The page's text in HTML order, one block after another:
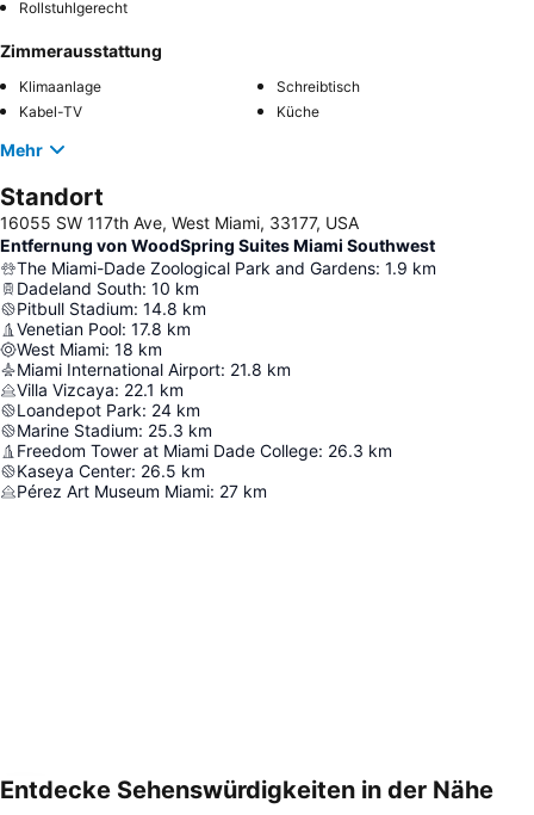
Rollstuhlgerecht
Zimmerausstattung
Klimaanlage
Schreibtisch
Kabel-TV
Küche
Mehr
Standort
16055 SW 117th Ave, West Miami, 33177, USA
Entfernung von WoodSpring Suites Miami Southwest
The Miami-Dade Zoological Park and Gardens: 1.9 km
Dadeland South: 10 km
Pitbull Stadium: 14.8 km
Venetian Pool: 17.8 km
West Miami: 18 km
Miami International Airport: 21.8 km
Villa Vizcaya: 22.1 km
Loandepot Park: 24 km
Marine Stadium: 25.3 km
Freedom Tower at Miami Dade College: 26.3 km
Kaseya Center: 26.5 km
Pérez Art Museum Miami: 27 km
Entdecke Sehenswürdigkeiten in der Nähe